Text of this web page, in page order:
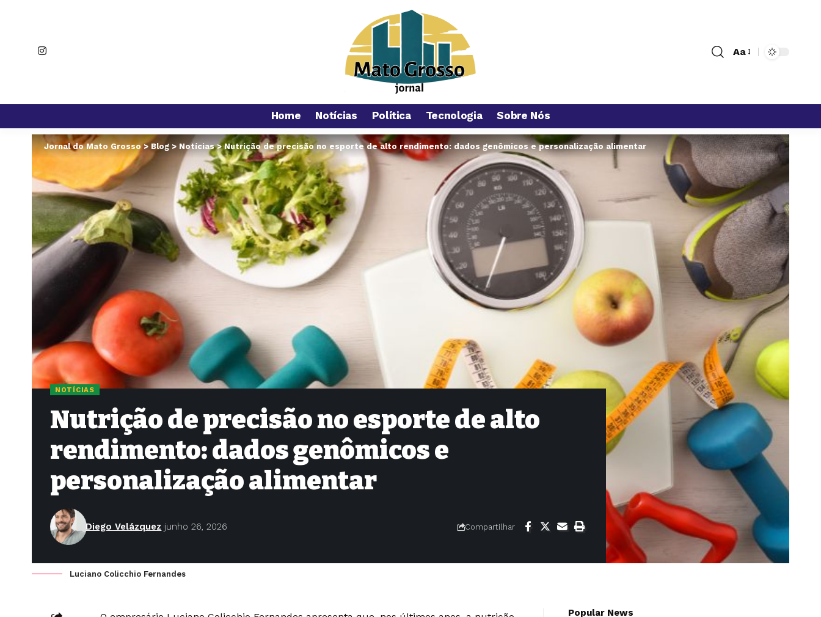
Aa
Home Notícias Política Tecnologia Sobre Nós
Jornal do Mato Grosso> Blog > Notícias>Nutrição de precisão no esporte de alto rendimento: dados genômicos e personalização alimentar
NOTÍCIAS
Nutrição de precisão no esporte de alto
rendimento: dados genômicos e
personalização alimentar
Diego Velázquez junho 26, 2026 Compartilhar
Luciano Colicchio Fernandes
Popular News